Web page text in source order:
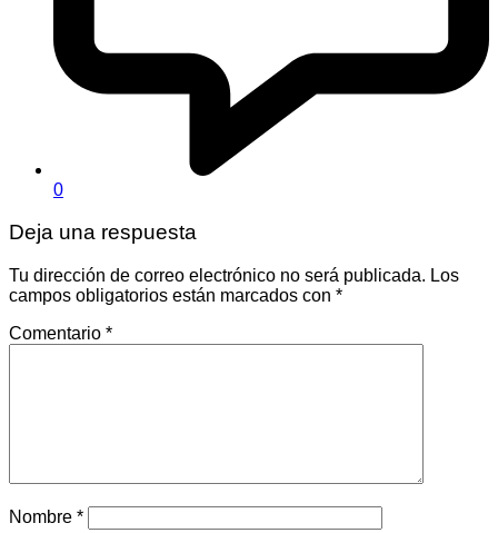
0
Deja una respuesta
Tu dirección de correo electrónico no será publicada. Los
campos obligatorios están marcados con *
Comentario *
Nombre *